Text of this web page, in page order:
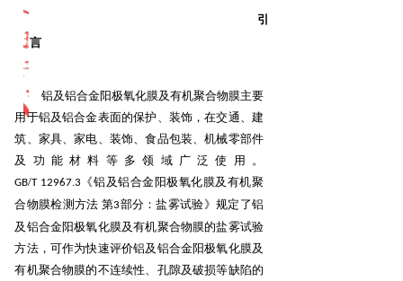
引
言
铝及铝合金阳极氧化膜及有机聚合物膜主要
用于铝及铝合金表面的保护、装饰，在交通、建
筑、家具、家电、装饰、食品包装、机械零部件
及功能材料等多领域广泛使用。
GB/T 12967.3 《铝及铝合金阳极氧化膜及有机聚
合物膜检测方法 第3部分：盐雾试验》规定了铝
及铝合金阳极氧化膜及有机聚合物膜的盐雾试验
方法，可作为快速评价铝及铝合金阳极氧化膜及
有机聚合物膜的不连续性、孔隙及破损等缺陷的